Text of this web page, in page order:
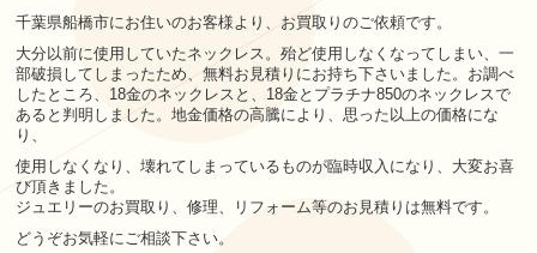
千葉県船橋市にお住いのお客様より、お買取りのご依頼です。
大分以前に使用していたネックレス。殆ど使用しなくなってしまい、一
部破損してしまったため、無料お見積りにお持ち下さいました。 お調べ
したところ、 18金のネックレスと、 18金とプラチナ850のネックレスで
あると判明しました。地金価格の高騰により、思った以上の価格にな
り、
使用しなくなり、壊れてしまっているものが臨時収入になり、大変お喜
び頂きました。
ジュエリーのお買取り、修理、リフォーム等のお見積りは無料です。
どうぞお気軽にご相談下さい。